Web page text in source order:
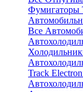
Фумигаторы
Все
Track